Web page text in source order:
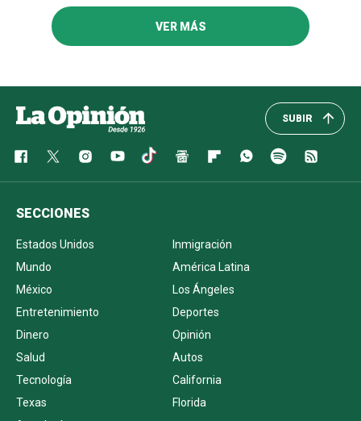
VER MÁS
SUBIR
SECCIONES
Estados Unidos
Inmigración
Mundo
América Latina
México
Los Ángeles
Entretenimiento
Deportes
Dinero
Opinión
Salud
Autos
Tecnología
California
Texas
Florida